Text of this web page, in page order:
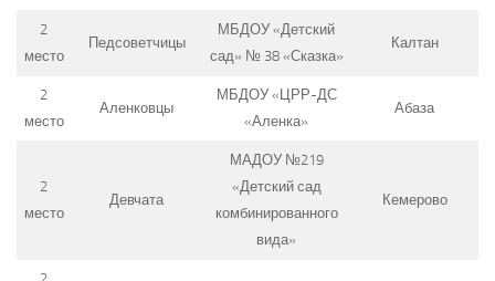
2
место
Педсоветчицы
МБДОУ «Детский
сад» № 38 «Сказка»
Калтан
2
место
Аленковцы
МБДОУ «ЦРР-ДС
«Аленка»
Абаза
2
место
Девчата
МАДОУ №219
«Детский сад
комбинированного
вида»
Кемерово